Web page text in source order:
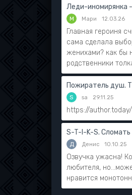
М Мари 12.03.26
Главная героиня
сама сделала
женихами? как бы
родственники
S sa 29.11.25
https://
Д Денис 10.10.25
Озвучка ужасна!
любителя,
нравится